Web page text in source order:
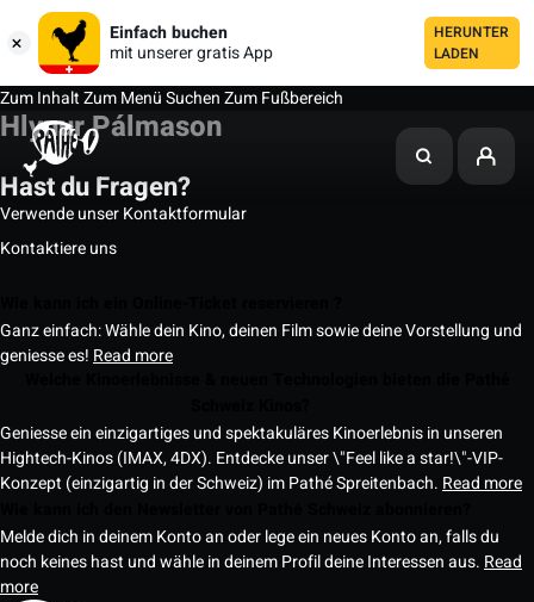
Einfach buchen
mit unserer gratis App
HERUNTER
LADEN
Zum InhaltZum MenüSuchenZum Fußbereich
Hlynur Pálmason
Hast du Fragen?
Verwende unser Kontaktformular
Kontaktiere uns
Ganz einfach: Wähle dein Kino, deinen Film sowie deine Vorstellung und
geniesse es! Read more
Geniesse ein einzigartiges und spektakuläres Kinoerlebnis in unseren
Hightech-Kinos (IMAX, 4DX). Entdecke unser \"Feel like a star!\"-VIP-
Konzept (einzigartig in der Schweiz) im Pathé Spreitenbach. Read more
Melde dich in deinem Konto an oder lege ein neues Konto an, falls du
noch keines hast und wähle in deinem Profil deine Interessen aus. Read
more